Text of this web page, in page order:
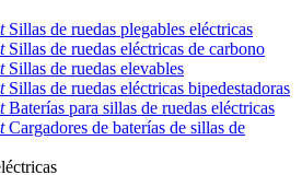
Sillas de ruedas plegables eléctricas
Sillas de ruedas eléctricas de carbono
Sillas de ruedas elevables
Sillas de ruedas eléctricas bipedestadoras
Baterías para sillas de ruedas eléctricas
Cargadores de baterías de sillas de